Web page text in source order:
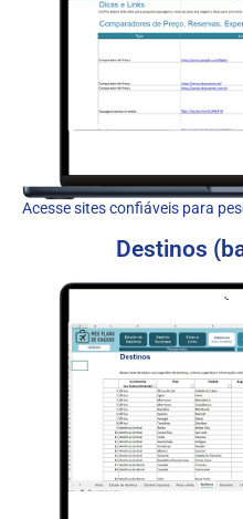
Acesse sites confiáveis para
Destinos